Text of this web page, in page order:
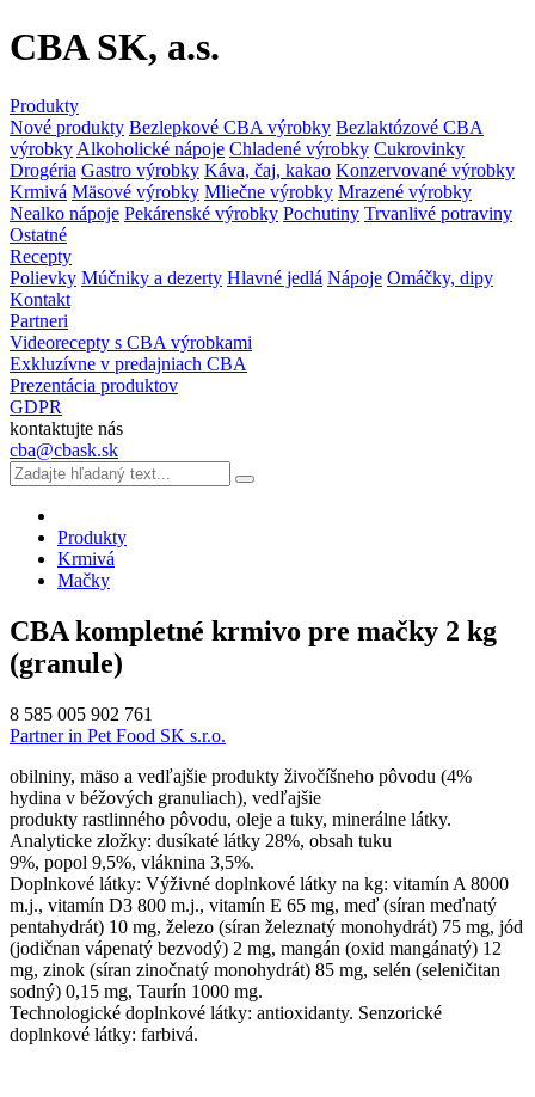
CBA SK, a.s.
Produkty
Nové produkty Bezlepkové CBA výrobky Bezlaktózové CBA
výrobky Alkoholické nápoje Chladené výrobky Cukrovinky
Drogéria Gastro výrobky Káva, čaj, kakao Konzervované výrobky
Krmivá Mäsové výrobky Mliečne výrobky Mrazené výrobky
Nealko nápoje Pekárenské výrobky Pochutiny Trvanlivé potraviny
Ostatné
Recepty
Polievky Múčniky a dezerty Hlavné jedlá Nápoje Omáčky, dipy
Kontakt
Partneri
Videorecepty s CBA výrobkami
Exkluzívne v predajniach CBA
Prezentácia produktov
GDPR
kontaktujte nás
cba@cbask.sk
Produkty
Krmivá
Mačky
CBA kompletné krmivo pre mačky 2 kg
(granule)
8 585 005 902 761
Partner in Pet Food SK s.r.o.
obilniny, mäso a vedľajšie produkty živočíšneho pôvodu (4%
hydina v béžových granuliach), vedľajšie
produkty rastlinného pôvodu, oleje a tuky, minerálne látky.
Analyticke zložky: dusíkaté látky 28%, obsah tuku
9%, popol 9,5%, vláknina 3,5%.
Doplnkové látky: Výživné doplnkové látky na kg: vitamín A 8000
m.j., vitamín D3 800 m.j., vitamín E 65 mg, meď (síran meďnatý
pentahydrát) 10 mg, železo (síran železnatý monohydrát) 75 mg, jód
(jodičnan vápenatý bezvodý) 2 mg, mangán (oxid mangánatý) 12
mg, zinok (síran zinočnatý monohydrát) 85 mg, selén (seleničitan
sodný) 0,15 mg, Taurín 1000 mg.
Technologické doplnkové látky: antioxidanty. Senzorické
doplnkové látky: farbivá.